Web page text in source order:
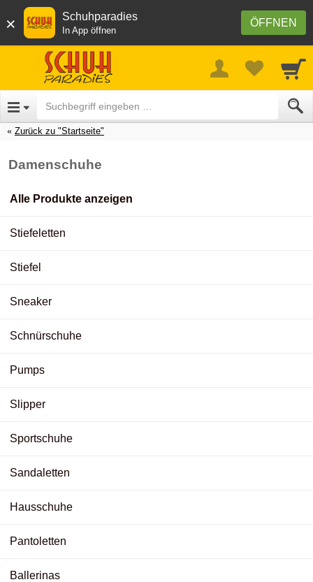
× ÖFFNEN
Schuhparadies
In App öffnen
Zurück zu "Startseite"
Damenschuhe
Alle Produkte anzeigen
Stiefeletten
Stiefel
Sneaker
Schnürschuhe
Pumps
Slipper
Sportschuhe
Sandaletten
Hausschuhe
Pantoletten
Ballerinas